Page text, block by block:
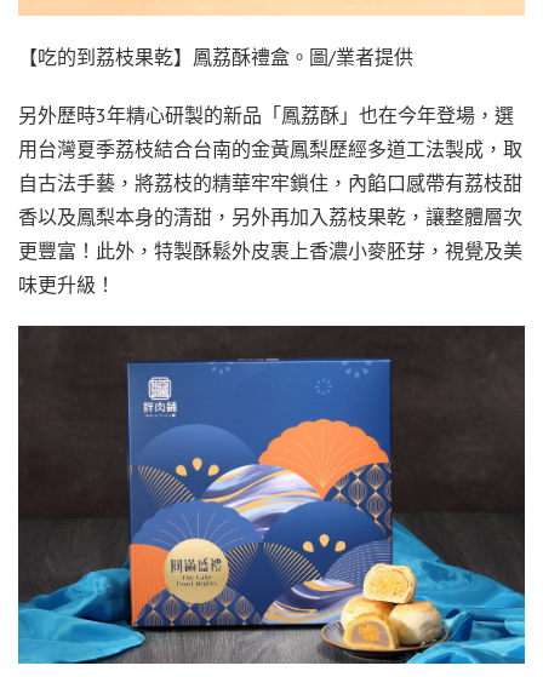
【吃的到荔枝果乾】鳳荔酥禮盒。圖/業者提供
另外歷時3年精心研製的新品「鳳荔酥」也在今年登場，選
用台灣夏季荔枝結合台南的金黃鳳梨歷經多道工法製成，取
自古法手藝，將荔枝的精華牢牢鎖住，內餡口感帶有荔枝甜
香以及鳳梨本身的清甜，另外再加入荔枝果乾，讓整體層次
更豐富！此外，特製酥鬆外皮裹上香濃小麥胚芽，視覺及美
味更升級！